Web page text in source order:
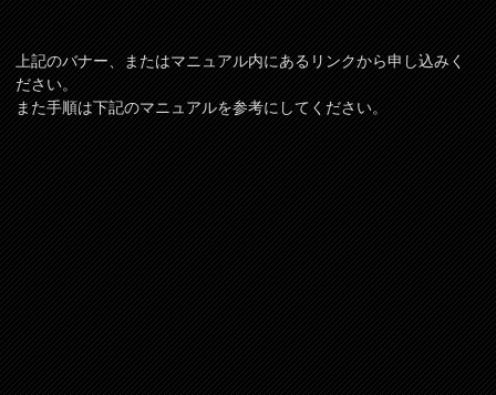
上記のバナー、またはマニュアル内にあるリンクから申し込みく
ださい。
また手順は下記のマニュアルを参考にしてください。